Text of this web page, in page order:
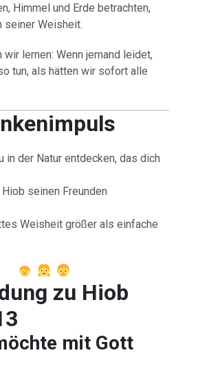
Himmel und Erde betrachten,
seiner Weisheit.
lernen: Wenn jemand leidet,
tun, als hätten wir sofort alle
in der Natur entdecken, das dich
seinen Freunden
Weisheit größer als einfache
zu Hiob
mit Gott